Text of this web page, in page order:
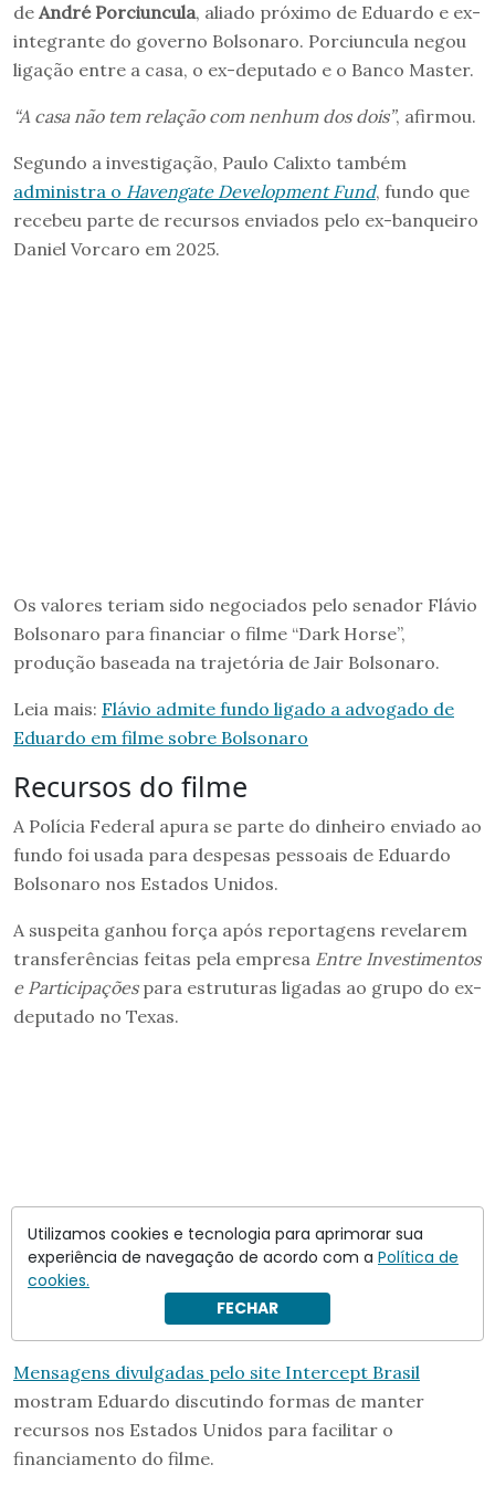
de André Porciuncula, aliado próximo de Eduardo e ex-
integrante do governo Bolsonaro. Porciuncula negou
ligação entre a casa, o ex-deputado e o Banco Master.
“A casa não tem relação com nenhum dos dois”, afirmou.
Segundo a investigação, Paulo Calixto também
administra o Havengate Development Fund, fundo que
recebeu parte de recursos enviados pelo ex-banqueiro
Daniel Vorcaro em 2025.
Os valores teriam sido negociados pelo senador Flávio
Bolsonaro para financiar o filme “Dark Horse”,
produção baseada na trajetória de Jair Bolsonaro.
Leia mais: Flávio admite fundo ligado a advogado de
Eduardo em filme sobre Bolsonaro
Recursos do filme
A Polícia Federal apura se parte do dinheiro enviado ao
fundo foi usada para despesas pessoais de Eduardo
Bolsonaro nos Estados Unidos.
A suspeita ganhou força após reportagens revelarem
transferências feitas pela empresa Entre Investimentos
e Participaçõespara estruturas ligadas ao grupo do ex-
deputado no Texas.
Mensagens divulgadas pelo site Intercept Brasil
mostram Eduardo discutindo formas de manter
recursos nos Estados Unidos para facilitar o
financiamento do filme.
Utilizamos cookies e tecnologia para aprimorar sua
experiência de navegação de acordo com a Política de
cookies.
FECHAR